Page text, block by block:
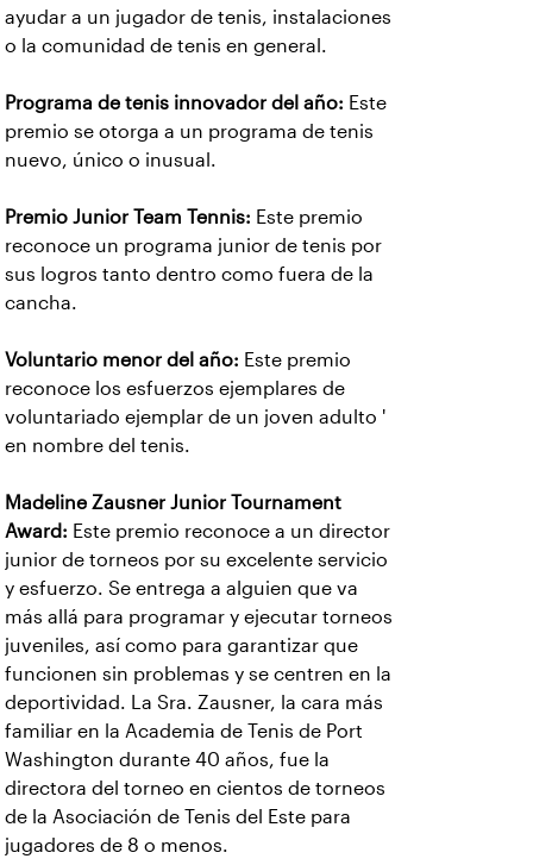
ayudar a un jugador de tenis, instalaciones
o la comunidad de tenis en general.
Programa de tenis innovador del año: Este
premio se otorga a un programa de tenis
nuevo, único o inusual.
Premio Junior Team Tennis: Este premio
reconoce un programa junior de tenis por
sus logros tanto dentro como fuera de la
cancha.
Voluntario menor del año: Este premio
reconoce los esfuerzos ejemplares de
voluntariado ejemplar de un joven adulto '
en nombre del tenis.
Madeline Zausner Junior Tournament
Award: Este premio reconoce a un director
junior de torneos por su excelente servicio
y esfuerzo. Se entrega a alguien que va
más allá para programar y ejecutar torneos
juveniles, así como para garantizar que
funcionen sin problemas y se centren en la
deportividad. La Sra. Zausner, la cara más
familiar en la Academia de Tenis de Port
Washington durante 40 años, fue la
directora del torneo en cientos de torneos
de la Asociación de Tenis del Este para
jugadores de 8 o menos.